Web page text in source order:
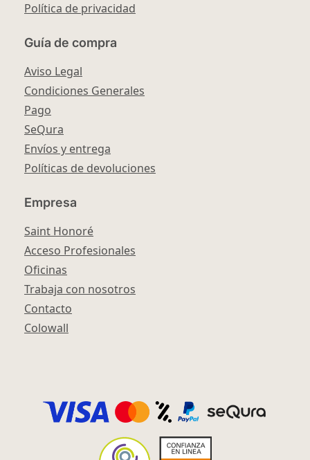
Política de privacidad
Guía de compra
Aviso Legal
Condiciones Generales
Pago
SeQura
Envíos y entrega
Políticas de devoluciones
Empresa
Saint Honoré
Acceso Profesionales
Oficinas
Trabaja con nosotros
Contacto
Colowall